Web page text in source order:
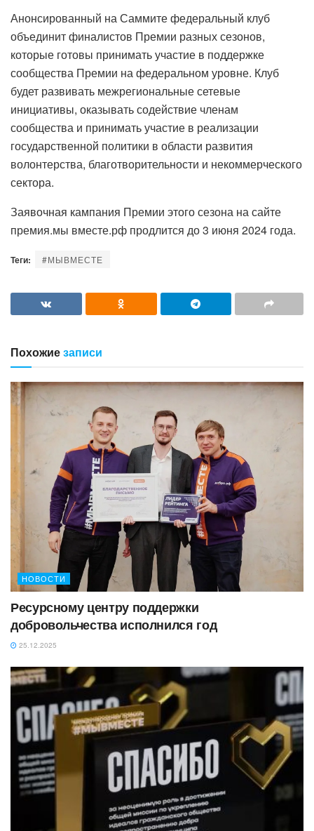
Анонсированный на Саммите федеральный клуб
объединит финалистов Премии разных сезонов,
которые готовы принимать участие в поддержке
сообщества Премии на федеральном уровне. Клуб
будет развивать межрегиональные сетевые
инициативы, оказывать содействие членам
сообщества и принимать участие в реализации
государственной политики в области развития
волонтерства, благотворительности и некоммерческого
сектора.
Заявочная кампания Премии этого сезона на сайте
премия.мы вместе.рф продлится до 3 июня 2024 года.
Теги: #МЫВМЕСТЕ
Похожиезаписи
НОВОСТИ
Ресурсному центру поддержки
добровольчества исполнился год
25.12.2025